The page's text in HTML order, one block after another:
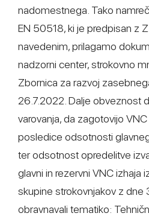
nadomestnega. Tako
EN 50518, ki je predpisan z
navedenim, prilagamo
nadzorni center, strokovno
Zbornica za razvoj
26.7.2022. Dalje obveznost
varovanja, da zagotovijo
posledice odsotnosti
ter odsotnost opredelitve
glavni in rezervni VNC izhaja
skupine strokovnjakov z dne
obravnavali tematiko: